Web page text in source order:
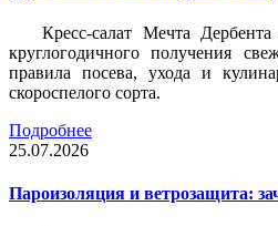
Кресс-салат Мечта
круглогодичного получения
правила посева, ухода и
скороспелого сорта.
Подробнее
25.07.2026
Пароизоляция и ветрозащита: